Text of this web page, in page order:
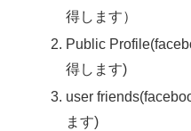
得します）
Public
得します)
user
ます)